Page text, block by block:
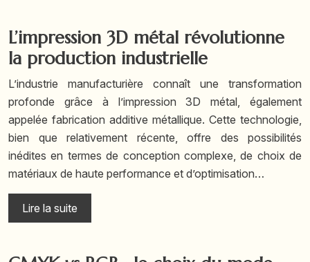
L’impression 3D métal révolutionne
la production industrielle
L’industrie manufacturière connaît une transformation
profonde grâce à l’impression 3D métal, également
appelée fabrication additive métallique. Cette technologie,
bien que relativement récente, offre des possibilités
inédites en termes de conception complexe, de choix de
matériaux de haute performance et d’optimisation…
Lire la suite